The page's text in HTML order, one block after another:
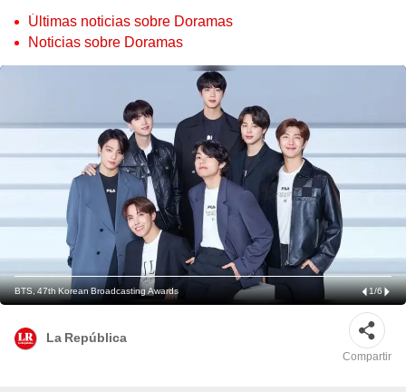
Últimas noticias sobre Doramas
Noticias sobre Doramas
BTS, 47th Korean Broadcasting Awards 1/6
La República
Compartir